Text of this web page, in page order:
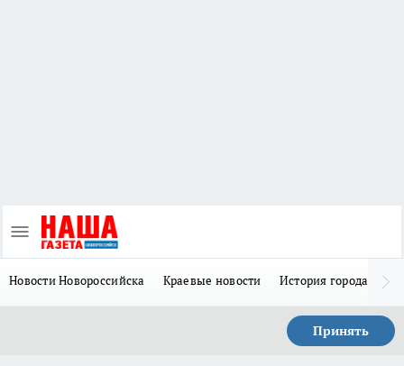
Новости Новороссийска Краевые новости История города Н
Принять